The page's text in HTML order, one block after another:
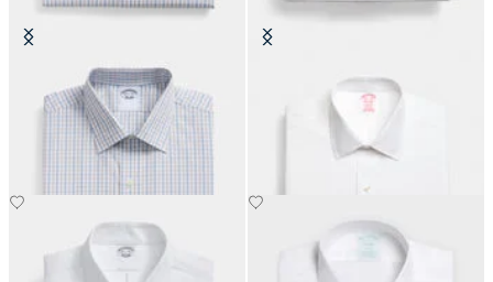
Camicia Regular Fit in Cotone con
Collo Ainsley
Camicia Regular Fit Non-Iron
Oxford con Collo Ainsley